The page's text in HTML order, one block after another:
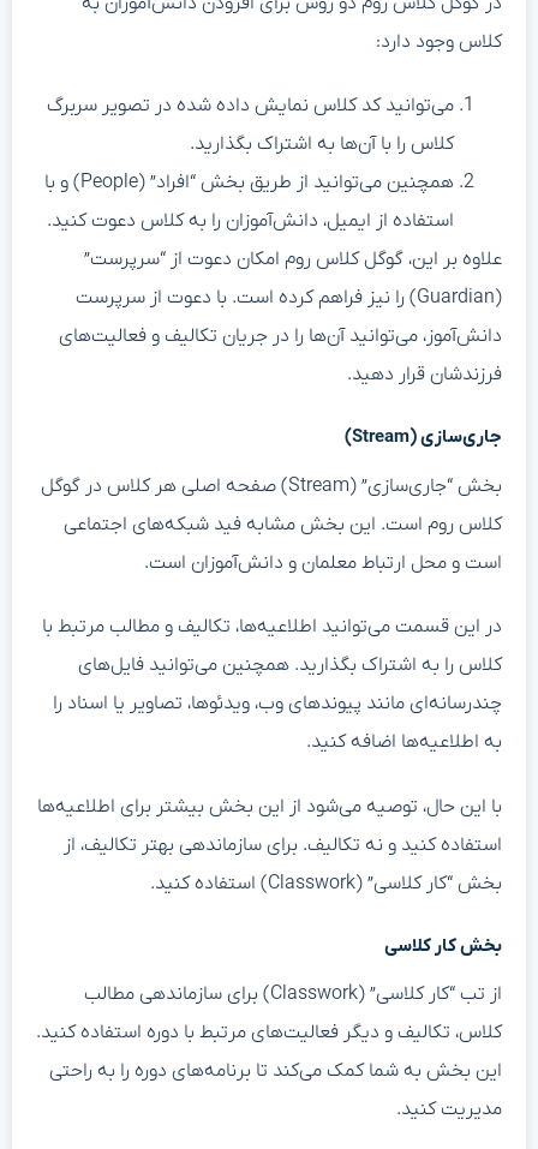
کلاس وجود دارد:
می‌توانید کد کلاس نمایش داده شده در تصویر سربرگ
کلاس را با آن‌ها به اشتراک بگذارید.
همچنین می‌توانید از طریق بخش “افراد” (People) و با
استفاده از ایمیل، دانش‌آموزان را به کلاس دعوت کنید.
علاوه بر این، گوگل کلاس روم امکان دعوت از “سرپرست”
(Guardian) را نیز فراهم کرده است. با دعوت از سرپرست
دانش‌آموز، می‌توانید آن‌ها را در جریان تکالیف و فعالیت‌های
فرزندشان قرار دهید.
جاری‌سازی (Stream)
بخش “جاری‌سازی” (Stream) صفحه اصلی هر کلاس در گوگل
کلاس روم است. این بخش مشابه فید شبکه‌های اجتماعی
است و محل ارتباط معلمان و دانش‌آموزان است.
در این قسمت می‌توانید اطلاعیه‌ها، تکالیف و مطالب مرتبط با
کلاس را به اشتراک بگذارید. همچنین می‌توانید فایل‌های
چندرسانه‌ای مانند پیوندهای وب، ویدئوها، تصاویر یا اسناد را
به اطلاعیه‌ها اضافه کنید.
با این حال، توصیه می‌شود از این بخش بیشتر برای اطلاعیه‌ها
استفاده کنید و نه تکالیف. برای سازماندهی بهتر تکالیف، از
بخش “کار کلاسی” (Classwork) استفاده کنید.
بخش کار کلاسی
از تب “کار کلاسی” (Classwork) برای سازماندهی مطالب
کلاس، تکالیف و دیگر فعالیت‌های مرتبط با دوره استفاده کنید.
این بخش به شما کمک می‌کند تا برنامه‌های دوره را به راحتی
مدیریت کنید.